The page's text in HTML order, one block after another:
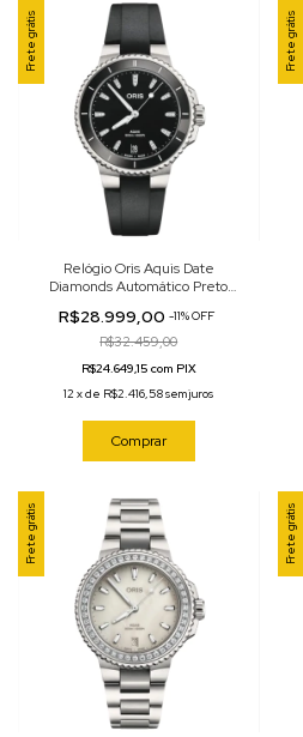
Frete grátis
Relógio Oris Aquis Date
Diamonds Automático Preto
19 64FC
R$28.999,00 -11%OFF
R$32.459,00
R$24.649,15 com PIX
12 xde R$2.416,58sem juros
Comprar
Frete grátis
Frete grátis Frete grátis